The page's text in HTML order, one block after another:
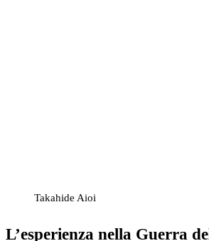
Takahide Aioi
L’esperienza nella Guerra